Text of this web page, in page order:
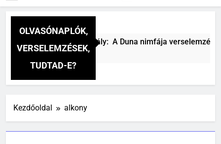
OLVASÓNAPLÓK,
VERSELEMZÉSEK,
TUDTAD-E?
Csokonai Vitéz Mihály: A Duna nimfája verselemzés
3 Óra Ezelőtt
Kezdőoldal alkony
241
KI TALÁLTA FEL